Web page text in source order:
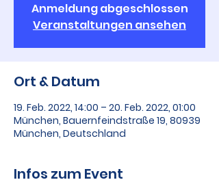
Anmeldung abgeschlossen
Veranstaltungen ansehen
Ort & Datum
19. Feb. 2022, 14:00 – 20. Feb. 2022, 01:00
München, Bauernfeindstraße 19, 80939
München, Deutschland
Infos zum Event